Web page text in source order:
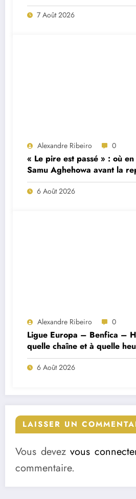
7 Août 2026
Alexandre Ribeiro 0
« Le pire est passé » : où
Samu Aghehowa avant la
Porto ?
6 Août 2026
Alexandre Ribeiro 0
Ligue Europa – Benfica –
quelle chaîne et à quelle
match ?
6 Août 2026
LAISSER UN
Vous devezvous
commentaire.